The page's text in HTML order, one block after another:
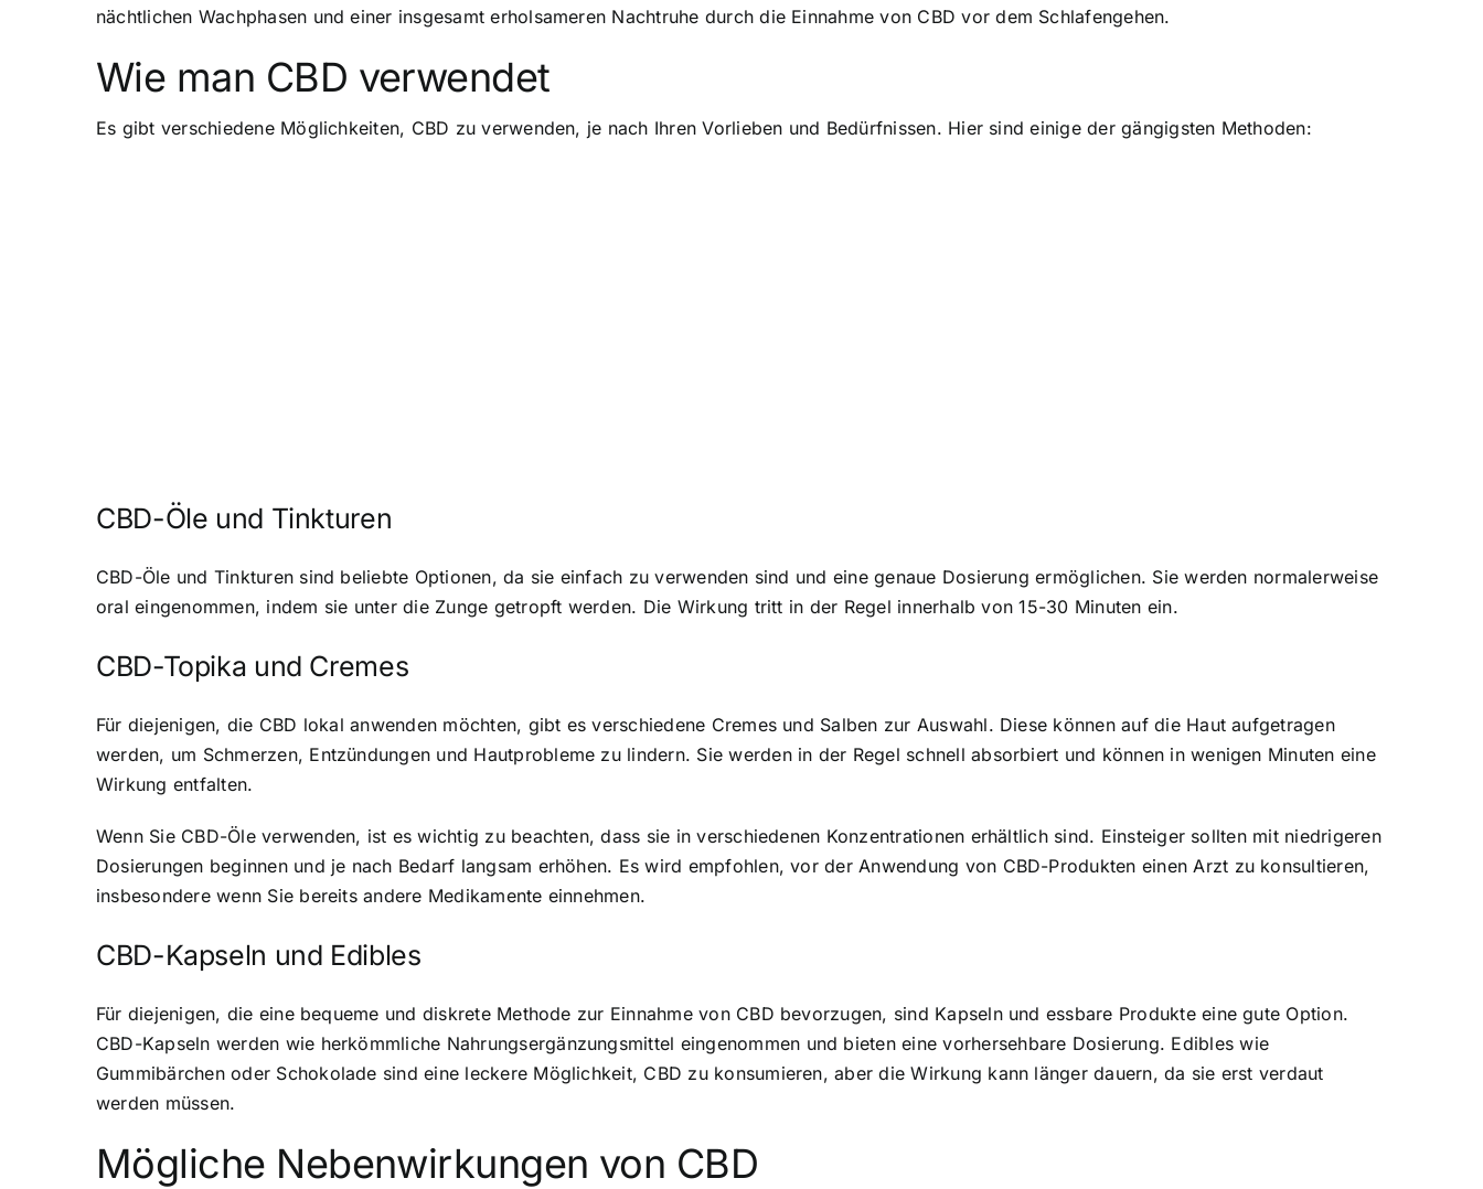
nächtlichen Wachphasen und einer insgesamt erholsameren Nachtruhe durch die Einnahme von CBD vor dem Schlafengehen.
Wie man CBD verwendet
Es gibt verschiedene Möglichkeiten, CBD zu verwenden, je nach Ihren Vorlieben und Bedürfnissen. Hier sind einige der gängigsten Methoden:
CBD-Öle und Tinkturen
CBD-Öle und Tinkturen sind beliebte Optionen, da sie einfach zu verwenden sind und eine genaue Dosierung ermöglichen. Sie werden normalerweise
oral eingenommen, indem sie unter die Zunge getropft werden. Die Wirkung tritt in der Regel innerhalb von 15-30 Minuten ein.
CBD-Topika und Cremes
Für diejenigen, die CBD lokal anwenden möchten, gibt es verschiedene Cremes und Salben zur Auswahl. Diese können auf die Haut aufgetragen
werden, um Schmerzen, Entzündungen und Hautprobleme zu lindern. Sie werden in der Regel schnell absorbiert und können in wenigen Minuten eine
Wirkung entfalten.
Wenn Sie CBD-Öle verwenden, ist es wichtig zu beachten, dass sie in verschiedenen Konzentrationen erhältlich sind. Einsteiger sollten mit niedrigeren
Dosierungen beginnen und je nach Bedarf langsam erhöhen. Es wird empfohlen, vor der Anwendung von CBD-Produkten einen Arzt zu konsultieren,
insbesondere wenn Sie bereits andere Medikamente einnehmen.
CBD-Kapseln und Edibles
Für diejenigen, die eine bequeme und diskrete Methode zur Einnahme von CBD bevorzugen, sind Kapseln und essbare Produkte eine gute Option.
CBD-Kapseln werden wie herkömmliche Nahrungsergänzungsmittel eingenommen und bieten eine vorhersehbare Dosierung. Edibles wie
Gummibärchen oder Schokolade sind eine leckere Möglichkeit, CBD zu konsumieren, aber die Wirkung kann länger dauern, da sie erst verdaut
werden müssen.
Mögliche Nebenwirkungen von CBD